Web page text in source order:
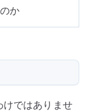
か
けではありませ